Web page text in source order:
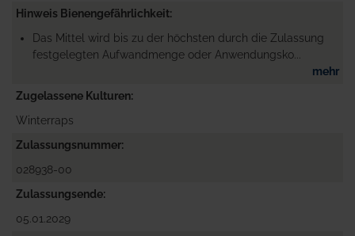
Hinweis Bienengefährlichkeit
Das Mittel wird bis zu der höchsten durch die Zulassung
festgelegten Aufwandmenge oder Anwendungsko...
mehr
Zugelassene Kulturen
Winterraps
Zulassungsnummer
028938-00
Zulassungsende
05.01.2029